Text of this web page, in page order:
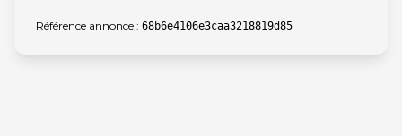
Référence annonce : 68b6e4106e3caa3218819d85